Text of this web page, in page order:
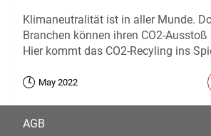
Klimaneutralität ist in aller Munde.
Branchen können ihren CO2-
Hier kommt das CO2-Recyling ins
May 2022
AGB